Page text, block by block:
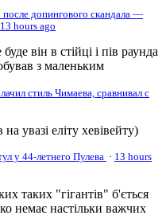
допингового скандала —
13 hours ago
буде він в стійці і пів раунда
з маленьким
стиль Чимаева, сравнивал с
на увазі еліту хевівейту)
у 44-летнего Пулева · 13 hours
таких "гігантів" б'ється
немає настільки важчих